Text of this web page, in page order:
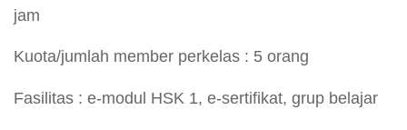
jam
Kuota/jumlah member perkelas : 5 orang
Fasilitas : e-modul HSK 1, e-sertifikat, grup belajar